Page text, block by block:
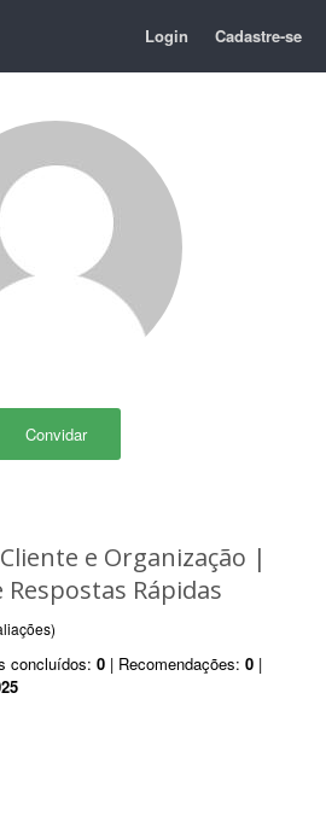
Login Cadastre-se
Convidar
e Organização |
Rápidas
concluídos: 0 | Recomendações: 0 |